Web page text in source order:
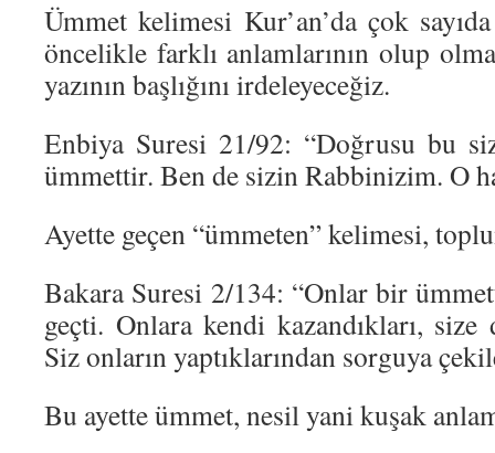
Ümmet kelimesi Kur’an’da çok
öncelikle farklı anlamlarının olup
yazının başlığını irdeleyeceğiz.
Enbiya Suresi 21/92: “Doğrusu bu
ümmettir. Ben de sizin Rabbinizim. O
Ayette geçen “ümmeten” kelimesi,
Bakara Suresi 2/134: “Onlar bir
geçti. Onlara kendi kazandıkları, size
Siz onların yaptıklarından sorguya
Bu ayette ümmet, nesil yani kuşak